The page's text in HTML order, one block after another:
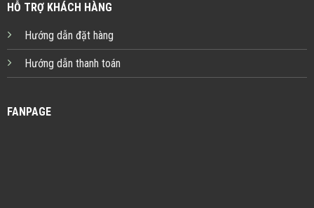
HỖ TRỢ KHÁCH HÀNG
Hướng dẫn đặt hàng
Hướng dẫn thanh toán
FANPAGE